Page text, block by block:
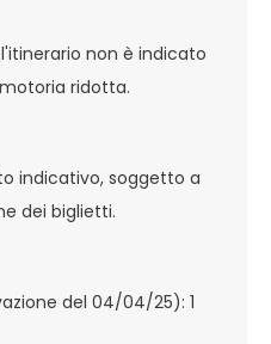
non è indicato
ridotta.
indicativo, soggetto a
dei biglietti.
del 04/04/25): 1